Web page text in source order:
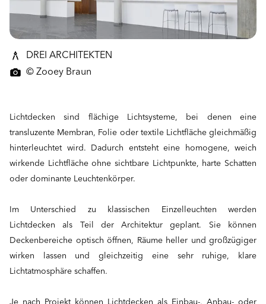
DREI ARCHITEKTEN
© Zooey Braun
Lichtdecken sind flächige Lichtsysteme, bei denen eine
transluzente Membran, Folie oder textile Lichtfläche gleichmäßig
hinterleuchtet wird. Dadurch entsteht eine homogene, weich
wirkende Lichtfläche ohne sichtbare Lichtpunkte, harte Schatten
oder dominante Leuchtenkörper.
Im Unterschied zu klassischen Einzelleuchten werden
Lichtdecken als Teil der Architektur geplant. Sie können
Deckenbereiche optisch öffnen, Räume heller und großzügiger
wirken lassen und gleichzeitig eine sehr ruhige, klare
Lichtatmosphäre schaffen.